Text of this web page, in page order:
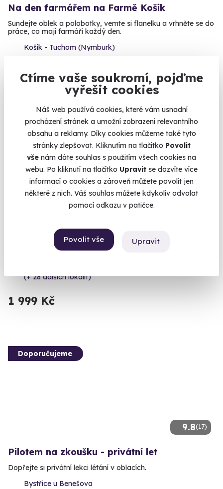
Ctíme vaše soukromí, pojďme
vyřešit cookies
Náš web používá cookies, které vám usnadní
procházení stránek a umožní zobrazení relevantního
obsahu a reklamy. Díky cookies můžeme také tyto
stránky zlepšovat. Kliknutím na tlačítko Povolit
vše nám dáte souhlas s použitím všech cookies na
webu. Po kliknutí na tlačítko Upravit se dozvíte více
informací o cookies a zároveň můžete povolit jen
některé z nich. Váš souhlas můžete kdykoliv odvolat
pomocí odkazu v patičce.
Povolit vše Upravit
Na den farmářem na Farmě Košík
Sundejte oblek a polobotky, vemte si flanelku a vrhněte se do
práce, co mají farmáři každý den.
Košík - Tuchom (Nymburk)
2 590 Kč
9.4(74)
Volný termín už 14. 08. 2026
Vystřílejte 80 nábojů jako člen elitní jednotky URNA.
(+ 28 dalších lokalit)
1 999 Kč
9.8(17)
Doporučujeme
Pilotem na zkoušku - privátní let
Dopřejte si privátní lekci létání v oblacích.
Bystřice u Benešova